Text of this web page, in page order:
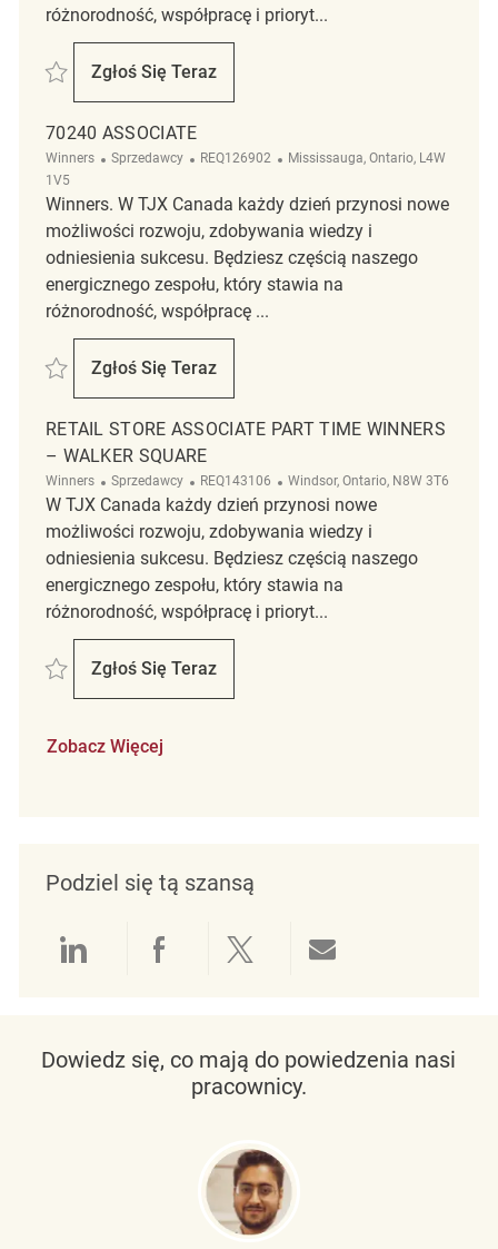
różnorodność, współpracę i prioryt...
Zapisać Retail Store Associate Temporary Marshalls - Cataraqui Centre
Zgłoś Się Teraz
Retail Store Associate Temporary
70240 ASSOCIATE
Winners Kategoria
Sprzedawcy ReqId
REQ126902 Lokalizacja
Mississauga, Ontario, L4W
1V5
Winners. W TJX Canada każdy dzień przynosi nowe
możliwości rozwoju, zdobywania wiedzy i
odniesienia sukcesu. Będziesz częścią naszego
energicznego zespołu, który stawia na
różnorodność, współpracę ...
Zapisać 70240 Associate REQ126902
Zgłoś Się Teraz
70240 Associate
RETAIL STORE ASSOCIATE PART TIME WINNERS
– WALKER SQUARE
Winners Kategoria
Sprzedawcy ReqId
REQ143106 Lokalizacja
Windsor, Ontario, N8W 3T6
W TJX Canada każdy dzień przynosi nowe
możliwości rozwoju, zdobywania wiedzy i
odniesienia sukcesu. Będziesz częścią naszego
energicznego zespołu, który stawia na
różnorodność, współpracę i prioryt...
Zapisać Retail Store Associate Part Time Winners – Walker square
Zgłoś Się Teraz
Retail Store Associate Part Time Winners
Zobacz Więcej
Podziel się tą szansą
Udostępnianie przez LinkedIn
Udostępnianie przez
Udostępnij przez
Dowiedz się, co mają do powiedzenia nasi
pracownicy.